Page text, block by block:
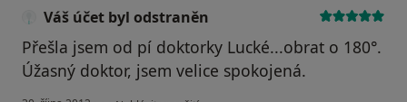
Váš účet byl odstraněn
Přešla jsem od pí doktorky Lucké...obrat o 180°.
Úžasný doktor, jsem velice spokojená.